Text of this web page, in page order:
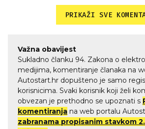
PRIKAŽI SVE
Važna obavijest
Sukladno članku 94. Zakona o
medijima, komentiranje članaka na
Autostart.hr dopušteno je samo
korisnicima. Svaki korisnik koji želi
obvezan je prethodno se upoznati s
komentiranja na web portalu
zabranama propisanim stavkom